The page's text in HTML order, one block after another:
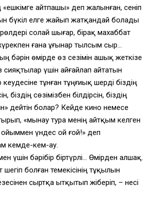
«ешкімге айтпашы» деп жалынған, сеніп
бүкіл елге жайып жатқандай болады
солай шығар, бірақ махаббат
ғана ұғынар тылсым сыр…
бәрін өмірде өз сезімін ашық жеткізе
үшін айғайлап айтатын
тұнған тұңғиық шерді біздің
біздің сөзімізбен білдірсін, біздің
дейтін болар? Кейде кино немесе
«мынау тура менің айтқым келген
ойыммен үндес ой ғой!» деп
кемде-кем-ау.
үшін бәрібір біртүрлі… Өмірден алшақ.
шегіп болған темекісінің тұқылын
сыртқа ытқытып жіберіп, – несі